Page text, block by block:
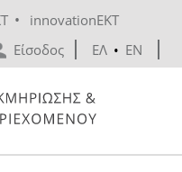
•
innovationEKT
Είσοδος
ΕΛ • EN